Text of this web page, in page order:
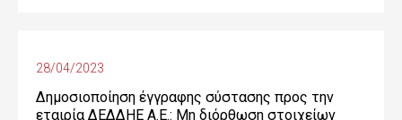
28/04/2023
Δημοσιοποίηση έγγραφης σύστασης προς την
εταιρία ΔΕΔΔΗΕ Α.Ε.: Μη διόρθωση στοιχείων